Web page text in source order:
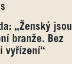
„Ženský jsou
branže. Bez
vyřízení“